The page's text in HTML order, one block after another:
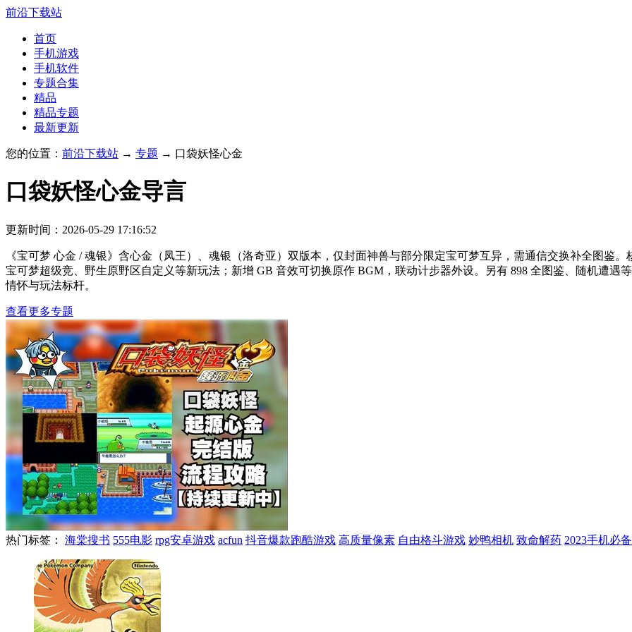
前沿下载站
首页
手机游戏
手机软件
专题合集
精品
精品专题
最新更新
您的位置： 前沿下载站 → 专题 → 口袋妖怪心金
口袋妖怪心金导言
更新时间：2026-05-29 17:16:52
《宝可梦 心金 / 魂银》含心金（凤王）、魂银（洛奇亚）双版本，仅封面神兽与部分限定宝可梦互异，需通信交换补全图鉴
宝可梦超级竞、野生原野区自定义等新玩法；新增 GB 音效可切换原作 BGM，联动计步器外设。另有 898 全图鉴、随机遭遇
情怀与玩法标杆。
查看更多专题
热门标签： 海棠搜书 555电影 rpg安卓游戏 acfun 抖音爆款跑酷游戏 高质量像素 自由格斗游戏 妙鸭相机 致命解药 2023手机必